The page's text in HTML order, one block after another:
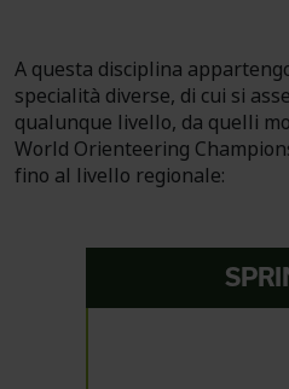
A questa disciplina
specialità diverse, di cui si
qualunque livello, da quelli
World Orienteering
fino al livello regionale: